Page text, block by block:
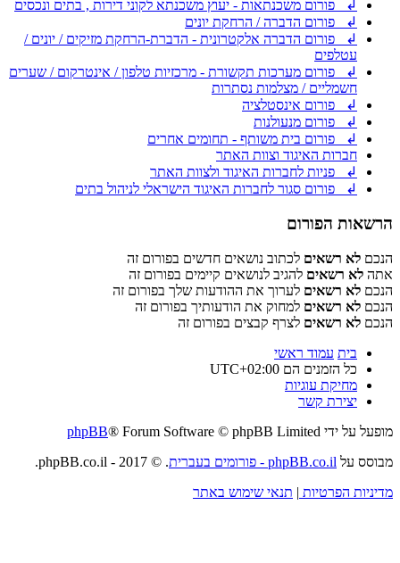
↲ פורום משכנתאות - יעוץ משכנתא לקוני דירות , בתים ונכסים
↲ פורום הדברה / הרחקת יונים
↲ פורום הדברה אלקטרונית - הדברת-הרחקת מזיקים / יונים /
עטלפים
↲ פורום מערכות תקשורת - מרכזיות טלפון / אינטרקום / שערים
חשמליים / מצלמות נסתרות
↲ פורום אינסטלציה
↲ פורום מנעולנות
↲ פורום בית משותף - תחומים אחרים
חברות האיגוד וצוות האתר
↲ פניות לחברות האיגוד ולצוות האתר
↲ פורום סגור לחברות האיגוד הישראלי לניהול בתים
הרשאות הפורום
הנכם לא רשאים לכתוב נושאים חדשים בפורום זה
אתה לא רשאים להגיב לנושאים קיימים בפורום זה
הנכם לא רשאים לערוך את ההודעות שלך בפורום זה
הנכם לא רשאים למחוק את הודעותיך בפורום זה
הנכם לא רשאים לצרף קבצים בפורום זה
בית עמוד ראשי
כל הזמנים הם UTC+02:00
מחיקת עוגיות
יצירת קשר
מופעל על ידי
phpBB® Forum Software © phpBB Limited
מבוסס על phpBB.co.il - פורומים בעברית
. © 2017 - phpBB.co.il.
מדיניות הפרטיות | תנאי שימוש באתר